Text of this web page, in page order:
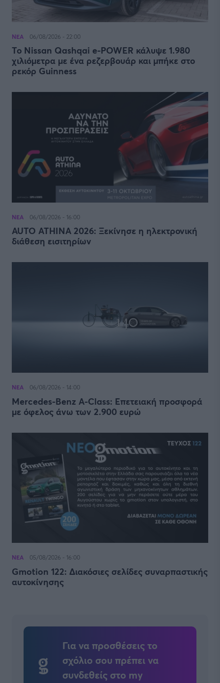
ΝΕΑ 06/08/2026 - 22:00
Το Nissan Qashqai e-POWER κάλυψε 1.980
χιλιόμετρα με ένα ρεζερβουάρ και μπήκε στο
ρεκόρ Guinness
ΝΕΑ 06/08/2026 - 16:00
AUTO ATHINA 2026: Ξεκίνησε η ηλεκτρονική
διάθεση εισιτηρίων
ΝΕΑ 06/08/2026 - 14:00
Mercedes-Benz A-Class: Επετειακή προσφορά
με όφελος άνω των 2.900 ευρώ
ΝΕΑ 05/08/2026 - 16:00
Gmotion 122: Διακόσιες σελίδες συναρπαστικής
αυτοκίνησης
Για να προσθέσεις το
σχόλιο σου πρέπει να
συνδεθείς στο my